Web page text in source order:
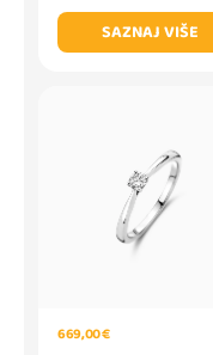
SAZNAJ VIŠE
669,00 €